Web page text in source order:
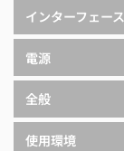
インターフェース
電源
全般
使用環境